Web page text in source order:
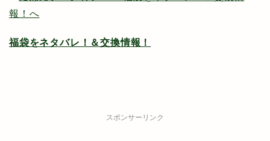
福袋をネタバレ！＆交換情報！
スポンサーリンク